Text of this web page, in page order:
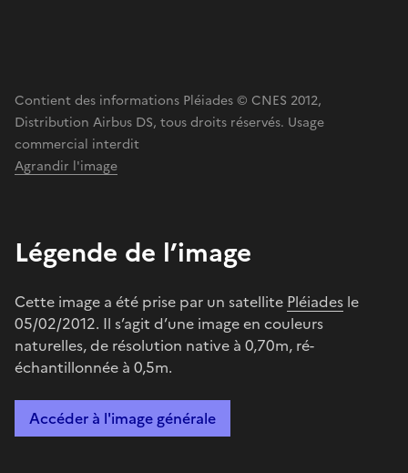
Contient des informations Pléiades © CNES 2012,
Distribution Airbus DS, tous droits réservés. Usage
commercial interdit
Agrandir l'image
Légende de l’image
Cette image a été prise par un satellite Pléiades le
05/02/2012. Il s’agit d’une image en couleurs
naturelles, de résolution native à 0,70m, ré-
échantillonnée à 0,5m.
Accéder à l'image générale